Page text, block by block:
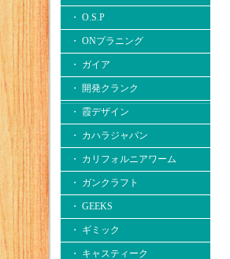
・ O.S.P
・ ONプラニング
・ ガイア
・ 開発クランク
・ 霞デザイン
・ カハラジャパン
・ カリフォルニアワーム
・ ガンクラフト
・ GEEKS
・ ギミック
・ キャスティーク